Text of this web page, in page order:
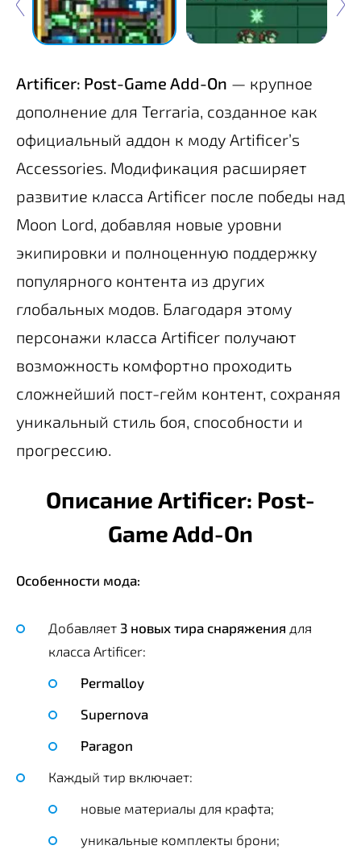
Artificer: Post-Game Add-On — крупное
дополнение для Terraria, созданное как
официальный аддон к моду Artificer’s
Accessories. Модификация расширяет
развитие класса Artificer после победы над
Moon Lord, добавляя новые уровни
экипировки и полноценную поддержку
популярного контента из других
глобальных модов. Благодаря этому
персонажи класса Artificer получают
возможность комфортно проходить
сложнейший пост-гейм контент, сохраняя
уникальный стиль боя, способности и
прогрессию.
Описание Artificer: Post-
Game Add-On
Особенности мода:
Добавляет 3 новых тира снаряжения для
класса Artificer:
Permalloy
Supernova
Paragon
Каждый тир включает:
новые материалы для крафта;
уникальные комплекты брони;